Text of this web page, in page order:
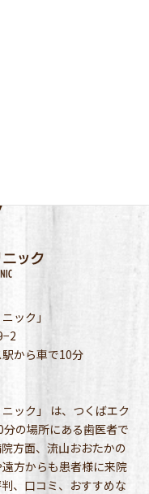
ック」
から車で10分
ック」 は、つくばエク
の場所にある歯医者で
方面、流山おおたかの
方からも患者様に来院
、口コミ、おすすめな